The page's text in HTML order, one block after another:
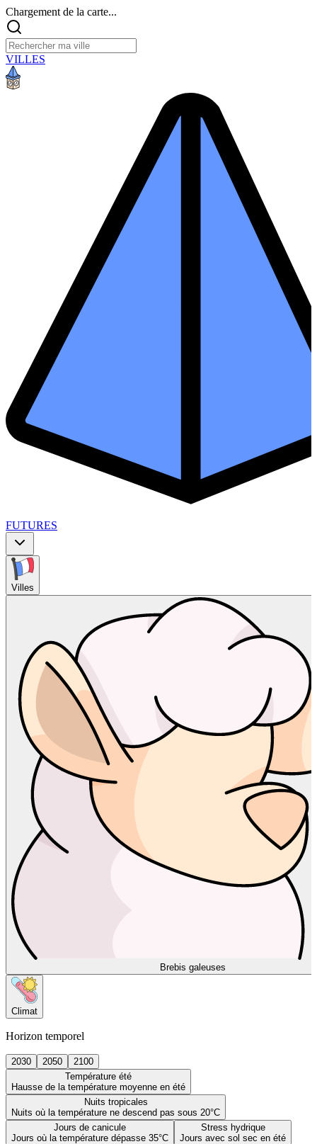
Chargement de la carte...
VILLES
FUTURES
Villes
Brebis galeuses
Climat
Horizon temporel
2030 2050
2100
Température été
Hausse de la température moyenne en été
Nuits tropicales
Nuits où la température ne descend pas sous 20°C
Jours de canicule
Jours où la température dépasse 35°C
Stress hydrique
Jours avec sol sec en été